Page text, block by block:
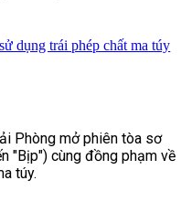
dụng trái phép chất ma túy
Phòng mở phiên tòa sơ
"Bịp") cùng đồng phạm về
túy.